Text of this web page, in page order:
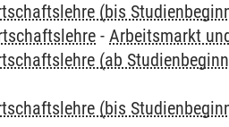
(bis
-Arbeitsmarkt
(ab
(bis